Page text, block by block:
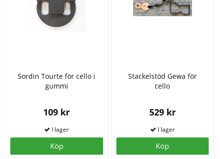
Sordin Tourte för cello i
gummi
109 kr
Köp
Stackelstöd Gewa för
cello
529 kr
Köp